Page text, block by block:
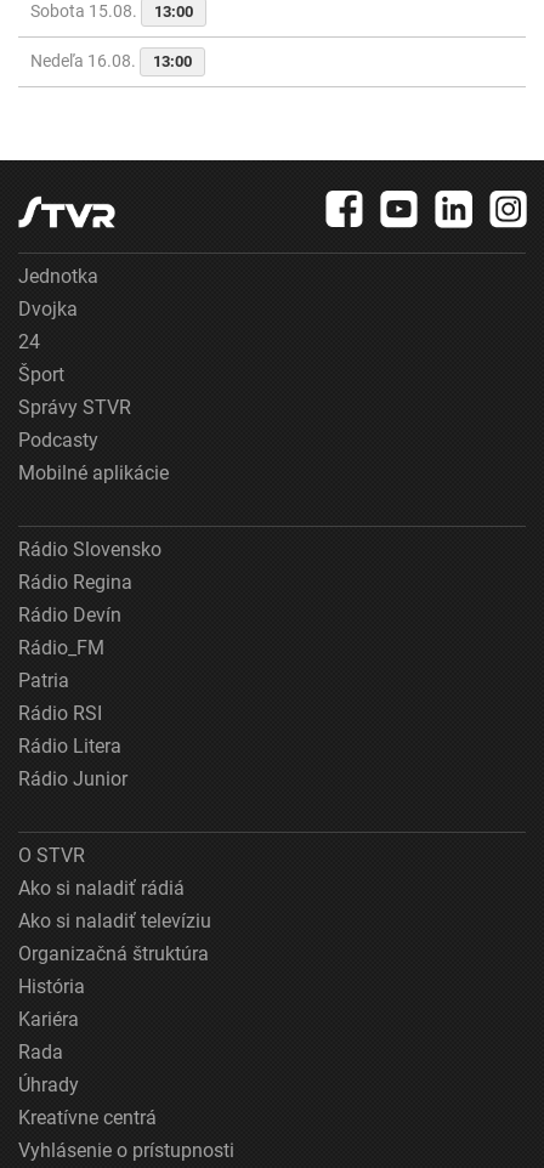
Sobota 15.08. 13:00
Nedeľa 16.08. 13:00
Jednotka
Dvojka
24
Šport
Správy STVR
Podcasty
Mobilné aplikácie
Rádio Slovensko
Rádio Regina
Rádio Devín
Rádio_FM
Patria
Rádio RSI
Rádio Litera
Rádio Junior
O STVR
Ako si naladiť rádiá
Ako si naladiť televíziu
Organizačná štruktúra
História
Kariéra
Rada
Úhrady
Kreatívne centrá
Vyhlásenie o prístupnosti